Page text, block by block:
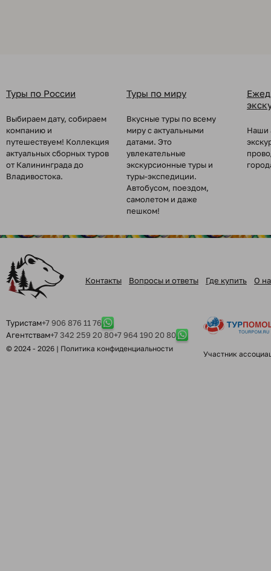
Туры по России
Выбираем дату, собираем
компанию и
путешествуем! Коллекция
актуальных сборных туров
от Калининграда до
Владивостока.
Туры по миру
Вкусные туры по всему
миру с актуальными
датами. Это
увлекательные
экскурсионные туры и
туры-экспедиции.
Автобусом, поездом,
самолетом и даже
пешком!
Наши
Контакты Вопросы и ответы Где купить О
Туристам+7 906 876 11 76
Агентствам+7 342 259 20 80+7 964 190 20 80
© 2024 - 2026 | Политика конфиденциальности
Участник